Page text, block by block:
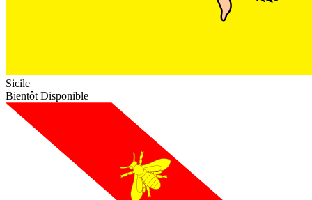
Sicile
Bientôt Disponible